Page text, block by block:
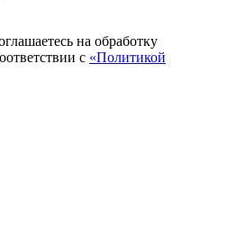
на обработку
с «Политикой